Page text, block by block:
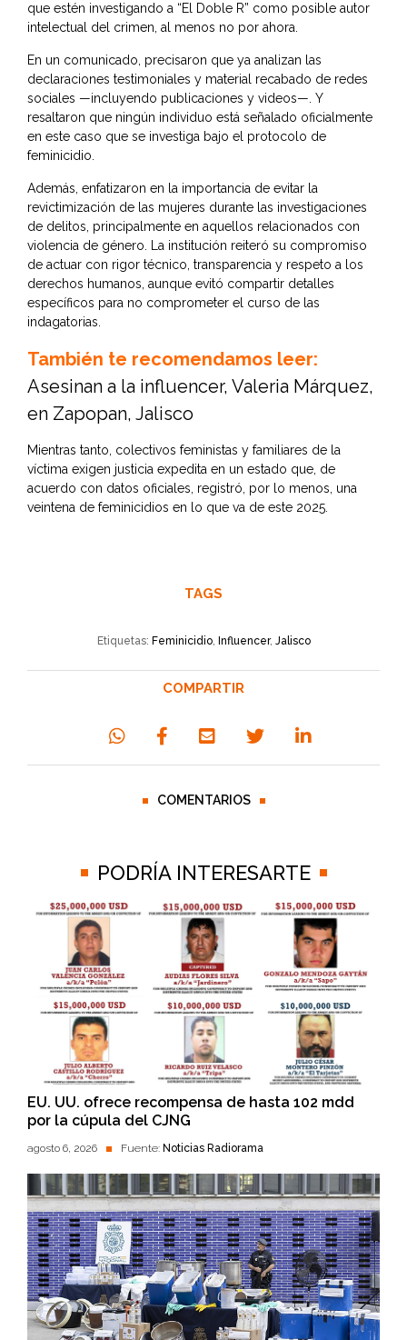
que estén investigando a “El Doble R” como posible autor
intelectual del crimen, al menos no por ahora.
En un comunicado, precisaron que ya analizan las
declaraciones testimoniales y material recabado de redes
sociales —incluyendo publicaciones y videos—. Y
resaltaron que ningún individuo está señalado oficialmente
en este caso que se investiga bajo el protocolo de
feminicidio.
Además, enfatizaron en la importancia de evitar la
revictimización de las mujeres durante las investigaciones
de delitos, principalmente en aquellos relacionados con
violencia de género. La institución reiteró su compromiso
de actuar con rigor técnico, transparencia y respeto a los
derechos humanos, aunque evitó compartir detalles
específicos para no comprometer el curso de las
indagatorias.
También te recomendamos leer:
Asesinan a la influencer, Valeria Márquez,
en Zapopan, Jalisco
Mientras tanto, colectivos feministas y familiares de la
víctima exigen justicia expedita en un estado que, de
acuerdo con datos oficiales, registró, por lo menos, una
veintena de feminicidios en lo que va de este 2025.
TAGS
Etiquetas: Feminicidio, Influencer, Jalisco
COMPARTIR
COMENTARIOS
PODRÍA INTERESARTE
EU. UU. ofrece recompensa de hasta 102 mdd
por la cúpula del CJNG
agosto 6, 2026 Fuente: Noticias Radiorama